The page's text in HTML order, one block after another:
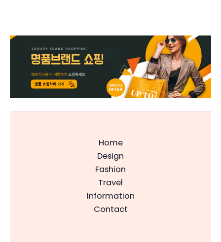
Home
Design
Fashion
Travel
Information
Contact